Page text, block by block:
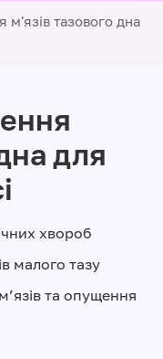
м'язів тазового дна
для
хвороб
малого тазу
та опущення